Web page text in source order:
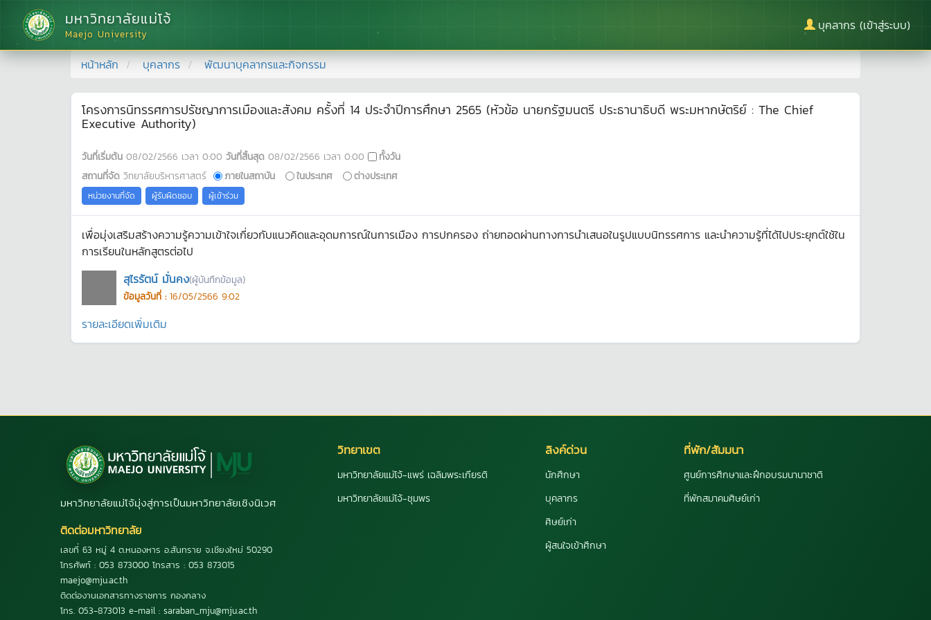
มหาวิทยาลัยแม่โจ้
Maejo University
บุคลากร (เข้าสู่ระบบ)
หน้าหลัก บุคลากร พัฒนาบุคลากรและกิจกรรม
โครงการนิทรรศการปรัชญาการเมืองและสังคม ครั้งที่ 14 ประจำปีการศึกษา 2565 (หัวข้อ นายกรัฐมนตรี ประธานาธิบดี พระมหากษัตริย์ : The Chief
Executive Authority)
วันที่เริ่มต้น 08/02/2566 เวลา 0:00 วันที่สิ้นสุด 08/02/2566 เวลา 0:00
ทั้งวัน
สถานที่จัด วิทยาลัยบริหารศาสตร์ ภายในสถาบัน ในประเทศ ต่างประเทศ
หน่วยงานที่จัด ผู้รับผิดชอบ ผู้เข้าร่วม
เพื่อมุ่งเสริมสร้างความรู้ความเข้าใจเกี่ยวกับแนวคิดและอุดมการณ์ในการเมือง การปกครอง ถ่ายทอดผ่านทางการนำเสนอในรูปแบบนิทรรศการ และนำความรู้ที่ได้ไปประยุกต์ใช้ใน
การเรียนในหลักสูตรต่อไป
สุไรรัตน์ มั่นคง(ผู้บันทึกข้อมูล)
ข้อมูลวันที่ : 16/05/2566 9:02
รายละเอียดเพิ่มเติม
มหาวิทยาลัยแม่โจ้มุ่งสู่การเป็นมหาวิทยาลัยเชิงนิเวศ
ติดต่อมหาวิทยาลัย
เลขที่ 63 หมู่ 4 ต.หนองหาร อ.สันทราย จ.เชียงใหม่ 50290
โทรศัพท์ : 053 873000 โทรสาร : 053 873015
maejo@mju.ac.th
ติดต่องานเอกสารทางราชการ กองกลาง
โทร. 053-873013 e-mail : saraban_mju@mju.ac.th
วิทยาเขต
มหาวิทยาลัยแม่โจ้-แพร่ เฉลิมพระเกียรติ
มหาวิทยาลัยแม่โจ้-ชุมพร
ลิงค์ด่วน
นักศึกษา
บุคลากร
ศิษย์เก่า
ผู้สนใจเข้าศึกษา
ที่พัก/สัมมนา
ศูนย์การศึกษาและฝึกอบรมนานาชาติ
ที่พักสมาคมศิษย์เก่า